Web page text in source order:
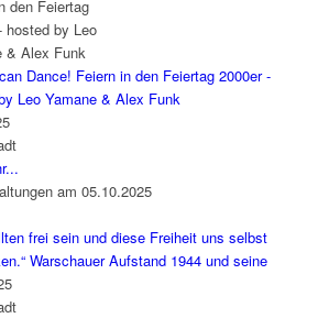
Dance! Feiern in den Feiertag 2000er -
Leo Yamane & Alex Funk
am 05.10.2025
frei sein und diese Freiheit uns selbst
Warschauer Aufstand 1944 und seine